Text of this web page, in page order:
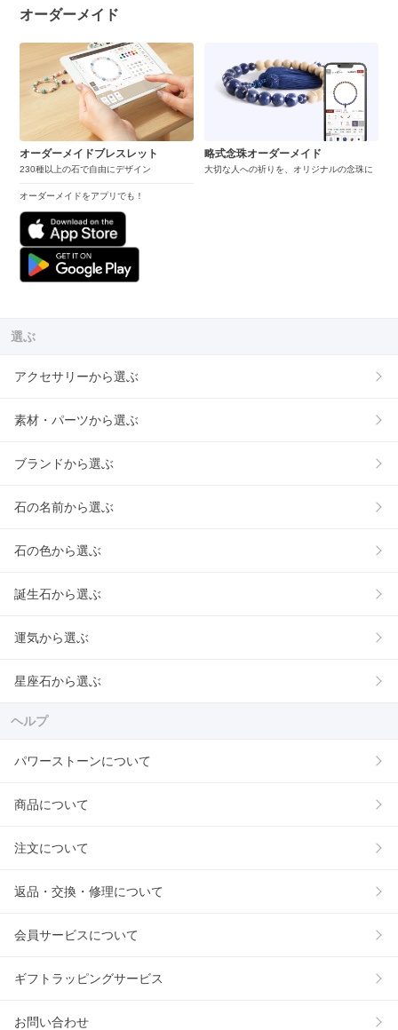
オーダーメイド
オーダーメイドブレスレット
230種以上の石で自由にデザイン
オーダーメイドをアプリでも！
略式念珠オーダーメイド
大切な人への祈りを、オリジナルの念珠に
選ぶ
アクセサリーから選ぶ
素材・パーツから選ぶ
ブランドから選ぶ
石の名前から選ぶ
石の色から選ぶ
誕生石から選ぶ
運気から選ぶ
星座石から選ぶ
ヘルプ
パワーストーンについて
商品について
注文について
返品・交換・修理について
会員サービスについて
ギフトラッピングサービス
お問い合わせ